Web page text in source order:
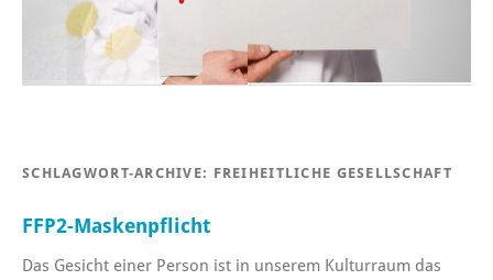
SCHLAGWORT-ARCHIVE: FREIHEITLICHE GESELLSCHAFT
FFP2-Maskenpflicht
Das Gesicht einer Person ist in unserem Kulturraum das